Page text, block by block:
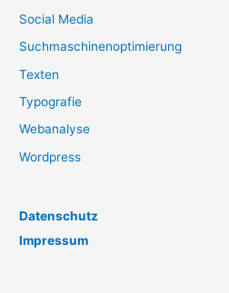
Social Media
Suchmaschinenoptimierung
Texten
Typografie
Webanalyse
Wordpress
Datenschutz
Impressum